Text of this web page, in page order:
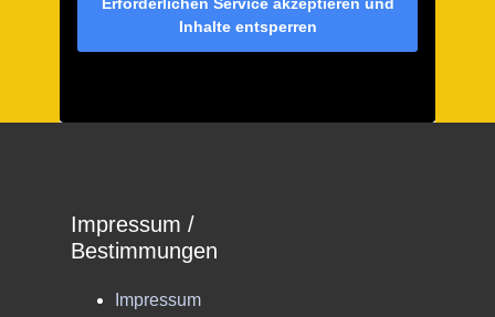
Inhalte entsperren
Impressum /
Bestimmungen
Impressum